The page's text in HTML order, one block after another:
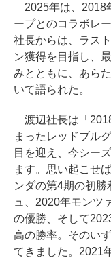
2025年は、2018
ープとのコラボレ
社長からは、ラス
ン獲得を目指し、
みとともに、あら
いて語られた。
渡辺社長は「
まったレッドブル
目を迎え、今シー
ます。思い起こせ
ンダの第4期の初
ュ、2020年モンツ
の優勝、そして
高の勝率。そのい
てきました。2021